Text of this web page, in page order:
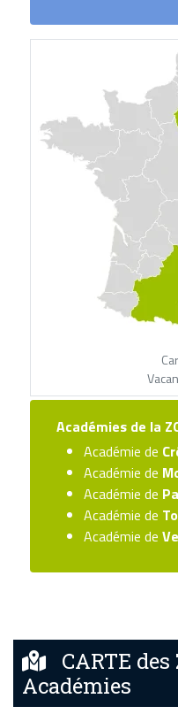
Académies de la
Académie de
Académie de
Académie de
Académie de
Académie de
CARTE
Académies